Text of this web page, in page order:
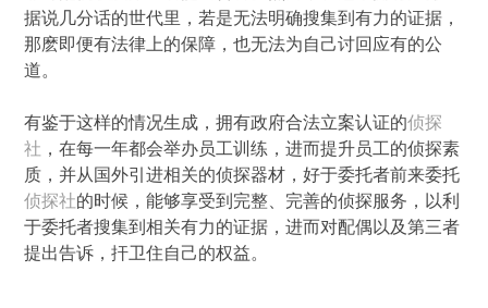
据说几分话的世代里，若是无法明确搜集到有力的证据，
那麽即便有法律上的保障，也无法为自己讨回应有的公
道。
有鉴于这样的情况生成，拥有政府合法立案认证的侦探
社 ，在每一年都会举办员工训练，进而提升员工的侦探素
质，并从国外引进相关的侦探器材，好于委托者前来委托
侦探社的时候，能够享受到完整、完善的侦探服务，以利
于委托者搜集到相关有力的证据，进而对配偶以及第三者
提出告诉，扞卫住自己的权益。